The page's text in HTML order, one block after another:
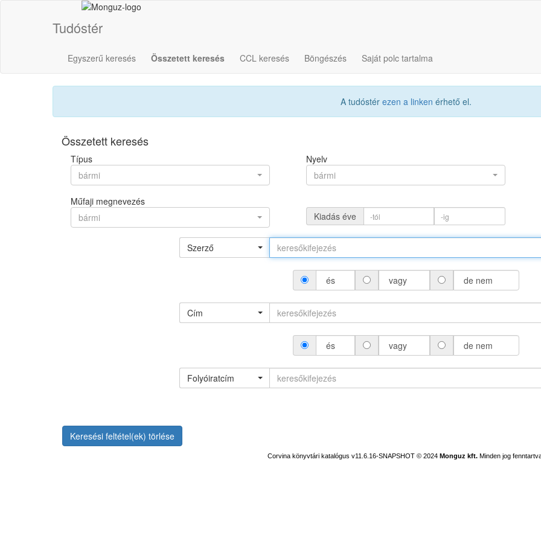
Tudóstér
Egyszerű keresés Összetett keresés CCL keresés Böngészés Saját polc tartalma
A tudóstér ezen a linken érhető el.
Összetett keresés
Típus
bármi
Nyelv
bármi
Műfaji megnevezés
bármi
Kiadás éve
Szerző
és vagy de nem
Cím
és vagy de nem
Folyóiratcím
Keresési feltétel(ek) törlése
Corvina könyvtári katalógus v11.6.16-SNAPSHOT © 2024 Monguz kft. Minden jog